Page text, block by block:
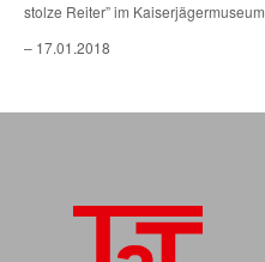
stolze Reiter” im Kaiserjägermuseum
– 17.01.2018